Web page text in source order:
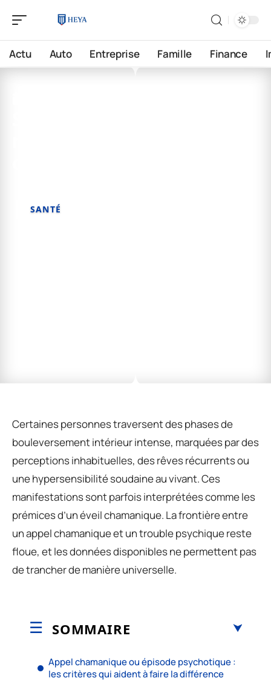
Actu Auto Entreprise Famille Finance
SANTÉ
Certaines personnes traversent des phases de
bouleversement intérieur intense, marquées par des
perceptions inhabituelles, des rêves récurrents ou
une hypersensibilité soudaine au vivant. Ces
manifestations sont parfois interprétées comme les
prémices d’un éveil chamanique. La frontière entre
un appel chamanique et un trouble psychique reste
floue, et les données disponibles ne permettent pas
de trancher de manière universelle.
SOMMAIRE
Appel chamanique ou épisode psychotique :
les critères qui aident à faire la différence